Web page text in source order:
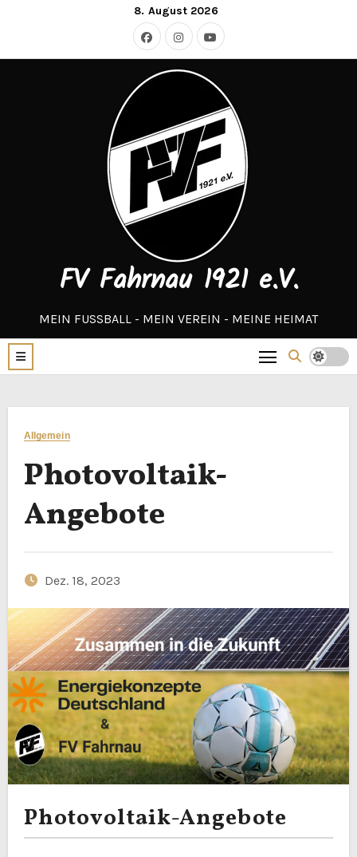
springen
8. August 2026
FV Fahrnau 1921 e.V.
MEIN FUSSBALL - MEIN VEREIN - MEINE HEIMAT
Allgemein
Photovoltaik-
Angebote
Dez. 18, 2023
Photovoltaik-Angebote